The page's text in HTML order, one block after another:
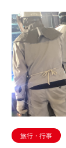
旅行・行事